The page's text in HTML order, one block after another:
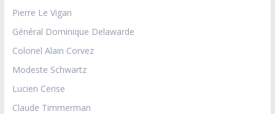
Pierre Le Vigan
Général Dominique Delawarde
Colonel Alain Corvez
Modeste Schwartz
Lucien Cerise
Claude Timmerman